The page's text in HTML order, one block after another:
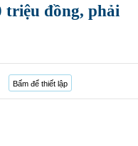
triệu đồng, phải
Bấm để thiết lập